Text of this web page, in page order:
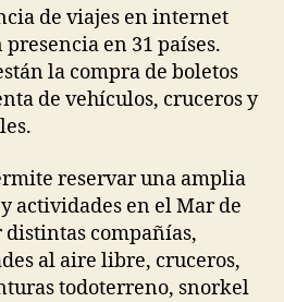
de viajes en internet
en 31 países.
la compra de boletos
de vehículos, cruceros y
reservar una amplia
actividades en el Mar de
distintas compañías,
al aire libre, cruceros,
todoterreno, snorkel